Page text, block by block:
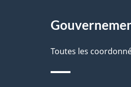
e
Toutes les